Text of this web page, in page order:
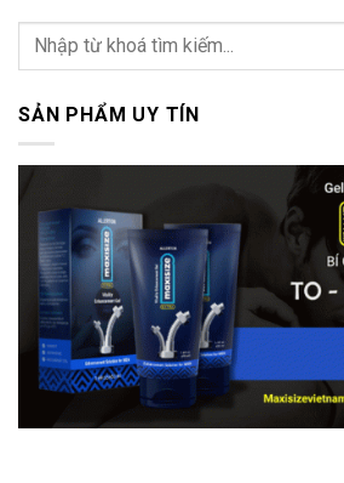
SẢN PHẨM UY TÍN